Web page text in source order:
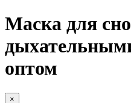
Маска для
оптом
×